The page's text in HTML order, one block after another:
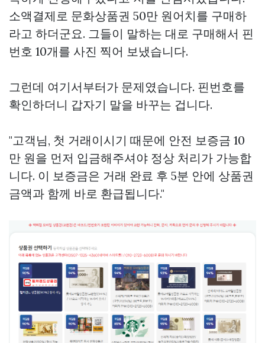
소액결제로 문화상품권 50만 원어치를 구매하
라고 하더군요. 그들이 말하는 대로 구매해서 핀
번호 10개를 사진 찍어 보냈습니다.
그런데 여기서부터가 문제였습니다. 핀번호를
확인하더니 갑자기 말을 바꾸는 겁니다.
"고객님, 첫 거래이시기 때문에 안전 보증금 10
만 원을 먼저 입금해주셔야 정상 처리가 가능합
니다. 이 보증금은 거래 완료 후 5분 안에 상품권
금액과 함께 바로 환급됩니다."